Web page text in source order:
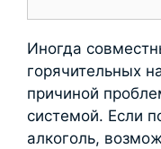
Иногда
горячительных
причиной
системой. Если
алкоголь,